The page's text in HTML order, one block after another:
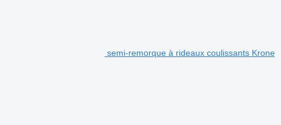
semi-remorque à rideaux coulissants Krone